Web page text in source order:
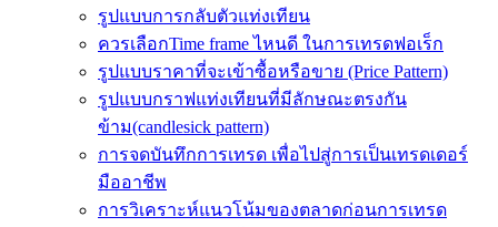
รูปแบบการกลับตัวแท่งเทียน
ควรเลือกTime frame ไหนดี ในการเทรดฟอเร็ก
รูปแบบราคาที่จะเข้าซื้อหรือขาย (Price Pattern)
รูปแบบกราฟแท่งเทียนที่มีลักษณะตรงกัน
ข้าม(candlesick pattern)
การจดบันทึกการเทรด เพื่อไปสู่การเป็นเทรดเดอร์
มืออาชีพ
การวิเคราะห์แนวโน้มของตลาดก่อนการเทรด